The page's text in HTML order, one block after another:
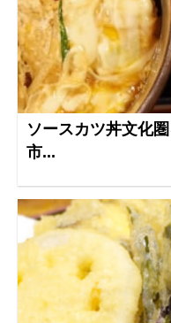
ソースカツ丼文化
市...